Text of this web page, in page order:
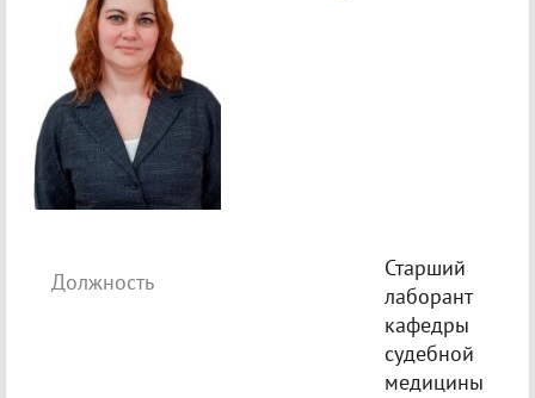
Должность
Старший
лаборант
кафедры
судебной
медицины